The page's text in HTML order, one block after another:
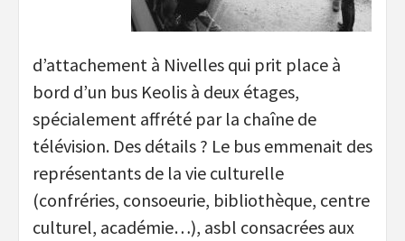
d’attachement à Nivelles qui prit place à
bord d’un bus Keolis à deux étages,
spécialement affrété par la chaîne de
télévision. Des détails ? Le bus emmenait des
représentants de la vie culturelle
(confréries, consoeurie, bibliothèque, centre
culturel, académie…), asbl consacrées aux